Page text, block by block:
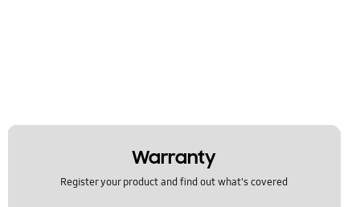
Warranty
Register your product and find out what's covered